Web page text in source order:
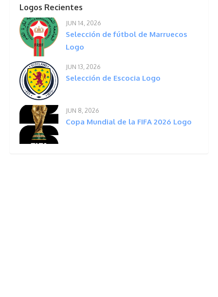
Logos Recientes
JUN 14, 2026
Selección de fútbol de Marruecos
Logo
JUN 13, 2026
Selección de Escocia Logo
JUN 8, 2026
Copa Mundial de la FIFA 2026 Logo